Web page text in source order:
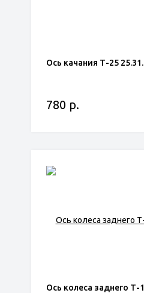
Ось качания Т-25
780 р.
Ось колеса заднего Т-